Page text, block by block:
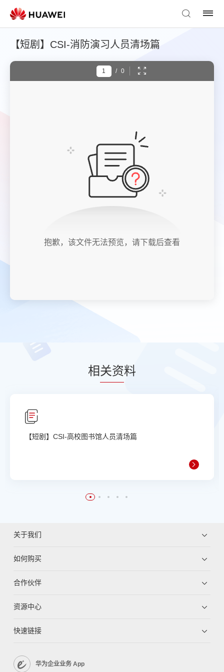
【短剧】CSI-消防演习人员清场篇
/ 0
抱歉，该文件无法预览，请下载后查看
相关资料
【短剧】CSI-高校图书馆人员清场篇
关于我们
如何购买
合作伙伴
资源中心
快速链接
华为企业业务 App